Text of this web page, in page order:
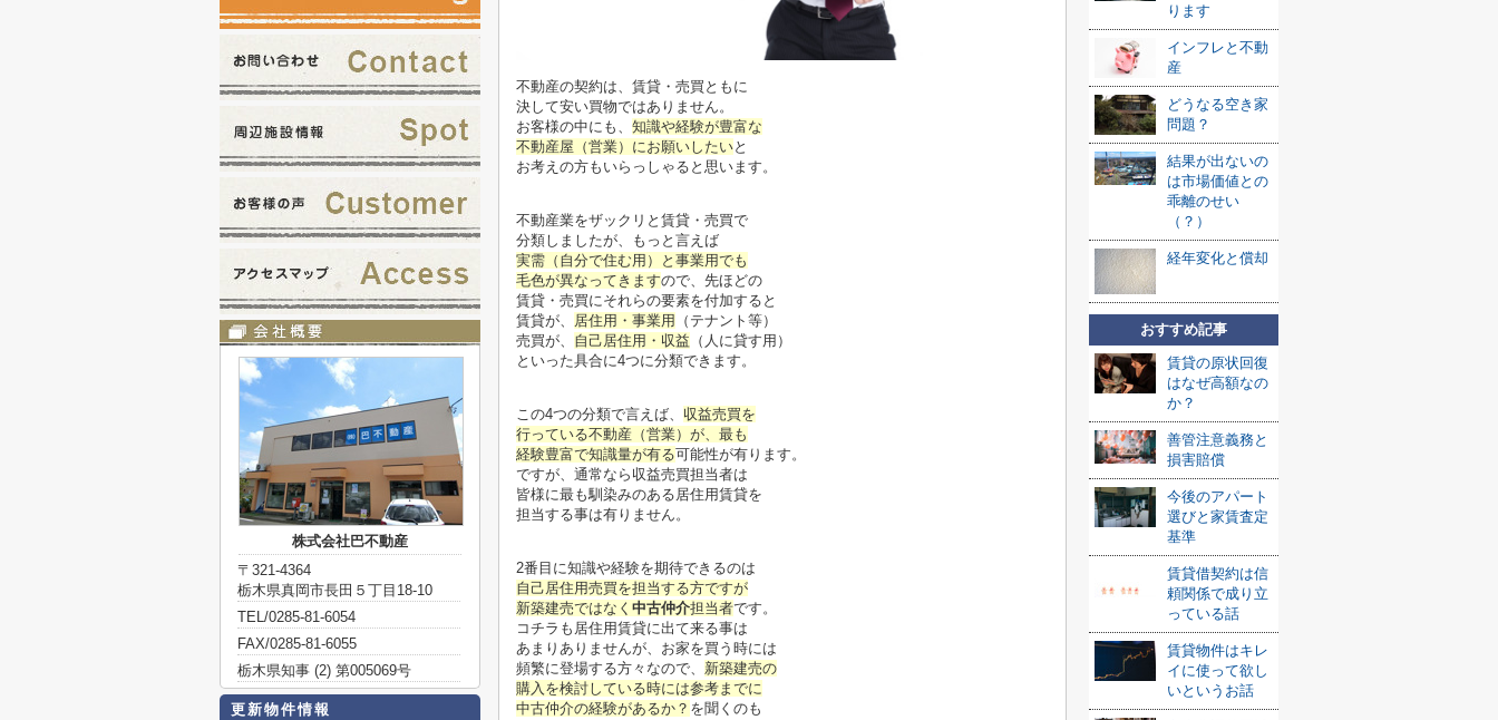
不動産の契約は、賃貸・売買ともに
決して安い買物ではありません。
お客様の中にも、 知識や経験が豊富な
不動産屋（営業）にお願いしたいと
お考えの方もいらっしゃると思います。
不動産業をザックリと賃貸・売買で
分類しましたが、もっと言えば
実需（自分で住む用）と事業用でも
毛色が異なってきますので、先ほどの
賃貸・売買にそれらの要素を付加すると
賃貸が、 居住用・事業用
（テナント等）
売買が、 自己居住用・収益 （人に貸す用）
といった具合に4つに分類できます。
この4つの分類で言えば、 収益売買を
行っている不動産（営業）が、最も
経験豊富で知識量が有る可能性が有ります。
ですが、通常なら収益売買担当者は
皆様に最も馴染みのある居住用賃貸を
担当する事は有りません。
2番目に知識や経験を期待できるのは
自己居住用売買を担当する方ですが
新築建売ではなく 中古仲介担当者です。
コチラも居住用賃貸に出て来る事は
あまりありませんが、お家を買う時には
頻繁に登場する方々なので、 新築建売の
購入を検討している時には参考までに
中古仲介の経験があるか？ を聞くのも
ります
インフレと不動
産
どうなる空き家
問題？
結果が出ないの
は市場価値との
乖離のせい
（？）
経年変化と償却
おすすめ記事
賃貸の原状回復
はなぜ高額なの
か？
善管注意義務と
損害賠償
今後のアパート
選びと家賃査定
基準
賃貸借契約は信
頼関係で成り立
っている話
賃貸物件はキレ
イに使って欲し
いというお話
株式会社巴不動産
〒321-4364
栃木県真岡市長田５丁目18-10
TEL/0285-81-6054
FAX/0285-81-6055
栃木県知事 (2) 第005069号
更新物件情報